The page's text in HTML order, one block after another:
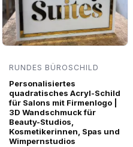
RUNDES BÜROSCHILD
Personalisiertes
quadratisches Acryl-Schild
für Salons mit Firmenlogo |
3D Wandschmuck für
Beauty-Studios,
Kosmetikerinnen, Spas und
Wimpernstudios